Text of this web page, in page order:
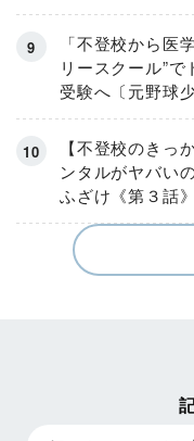
「不登校から医
リースクール”
受験へ〔元野球
【不登校のきっ
ンタルがヤバい
ふざけ《第３話》